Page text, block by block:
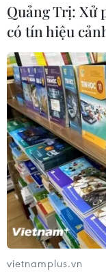
CƠ QUAN CHỦ QUẢN:
Tổng Biên tập:
Phó Tổng Biên
THỦY
Quảng Trị: Xử
có tín hiệu
vietnamplus.vn